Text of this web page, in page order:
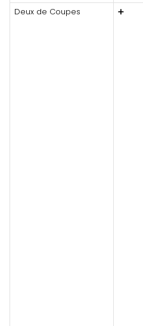
Deux de Coupes
➕